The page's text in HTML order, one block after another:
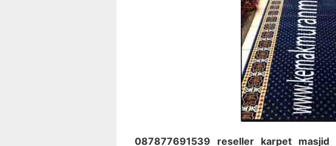
087877691539 reseller karpet masjid